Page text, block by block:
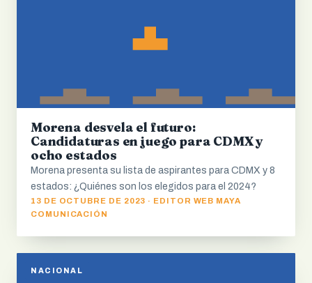
Morena desvela el futuro:
Candidaturas en juego para CDMX y
ocho estados
Morena presenta su lista de aspirantes para CDMX y 8
estados: ¿Quiénes son los elegidos para el 2024?
13 DE OCTUBRE DE 2023 · EDITOR WEB MAYA
COMUNICACIÓN
NACIONAL